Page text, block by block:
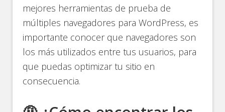
mejores herramientas de prueba de
múltiples navegadores para WordPress, es
importante conocer que navegadores son
los más utilizados entre tus usuarios, para
que puedas optimizar tu sitio en
consecuencia.